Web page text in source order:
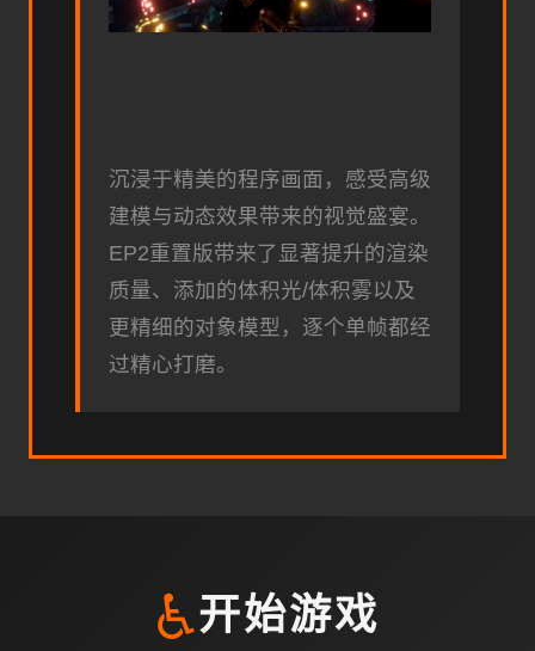
沉浸于精美的程序画面，感受高级
建模与动态效果带来的视觉盛宴。
EP2重置版带来了显著提升的渲染
质量、添加的体积光/体积雾以及
更精细的对象模型，逐个单帧都经
过精心打磨。
♿开始游戏